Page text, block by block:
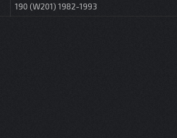
190 (W201) 1982-1993